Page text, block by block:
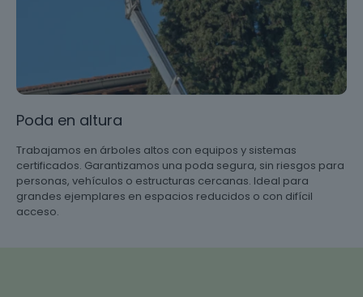
Poda en altura
Trabajamos en árboles altos con equipos y sistemas
certificados. Garantizamos una poda segura, sin riesgos para
personas, vehículos o estructuras cercanas. Ideal para
grandes ejemplares en espacios reducidos o con difícil
acceso.